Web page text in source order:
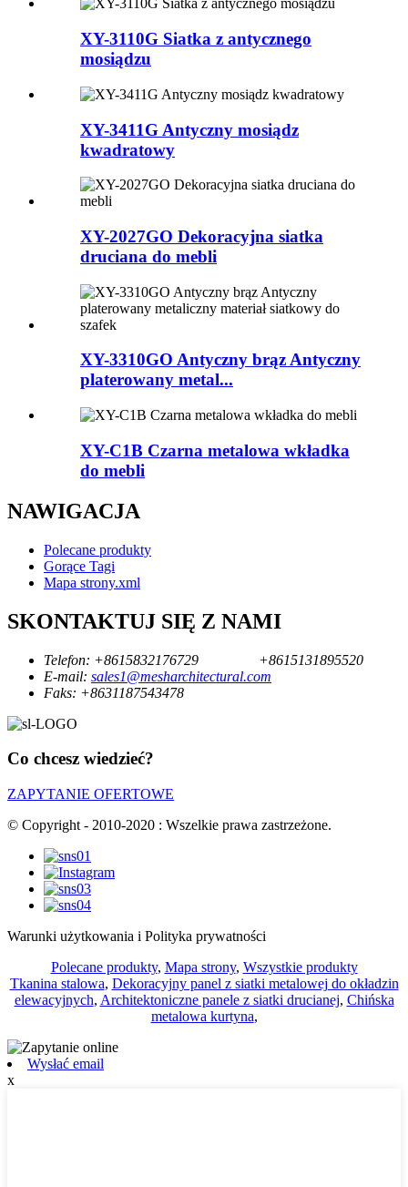
XY-3110G Siatka z antycznego
mosiądzu
XY-3411G Antyczny mosiądz
kwadratowy
XY-2027GO Dekoracyjna siatka
druciana do mebli
XY-3310GO Antyczny brąz Antyczny
platerowany metal...
XY-C1B Czarna metalowa wkładka
do mebli
NAWIGACJA
Polecane produkty
Gorące Tagi
Mapa strony.xml
SKONTAKTUJ SIĘ Z NAMI
Telefon: +8615832176729
+8615131895520
E-mail: sales1@mesharchitectural.com
Faks: +8631187543478
Co chcesz wiedzieć?
ZAPYTANIE OFERTOWE
© Copyright - 2010-2020 : Wszelkie prawa zastrzeżone.
Warunki użytkowania i Polityka prywatności
Polecane produkty, Mapa strony, Wszystkie produkty
Tkanina stalowa, Dekoracyjny panel z siatki metalowej do okładzin
elewacyjnych, Architektoniczne panele z siatki drucianej, Chińska
metalowa kurtyna,
Wysłać email
x